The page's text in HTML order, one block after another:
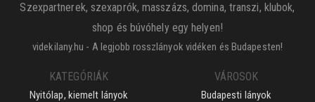
Szexpartnerek, szexaprók, masszázs, domina, transzi, klubok,
shop és búvóhely egy helyen!
videkilany.hu - A legjobb rosszlányok vidéken és Budapesten!
KATEGÓRIÁK
Nyitólap, kiemelt lányok
VÁROSOK
Budapesti lányok